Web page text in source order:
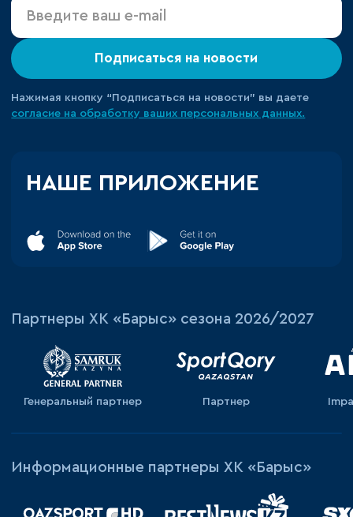
Подписаться на новости
Нажимая кнопку “Подписаться на новости” вы даете
согласие на обработку ваших персональных данных.
НАШЕ ПРИЛОЖЕНИЕ
Партнеры ХК «Барыс» сезона 2026/2027
Генеральный партнер Партнер
Информационные партнеры ХК «Барыс»